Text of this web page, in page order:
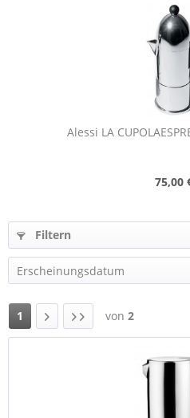
Alessi LA
75,00
Filtern
1 von 2